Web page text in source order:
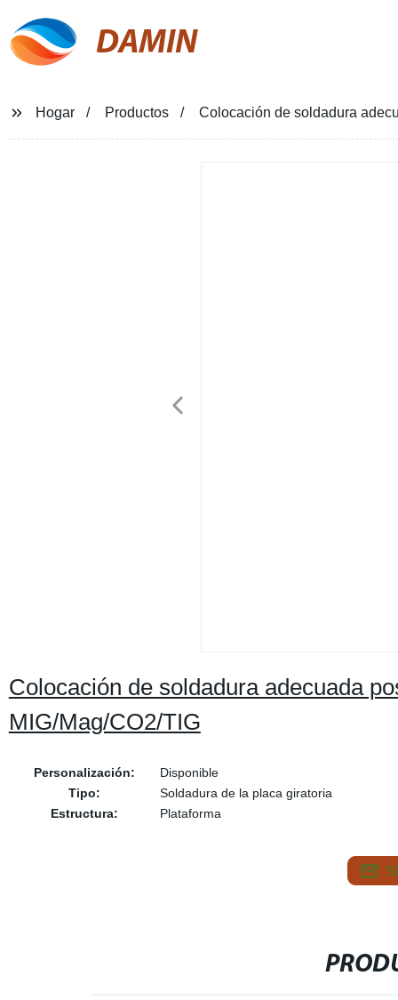
DAMIN
Hogar Productos Colocación de soldadura
Colocación de soldadura adecuada
MIG/Mag/CO2/TIG
Personalización:
Disponible
Tipo:
Soldadura de la placa giratoria
Estructura:
Plataforma